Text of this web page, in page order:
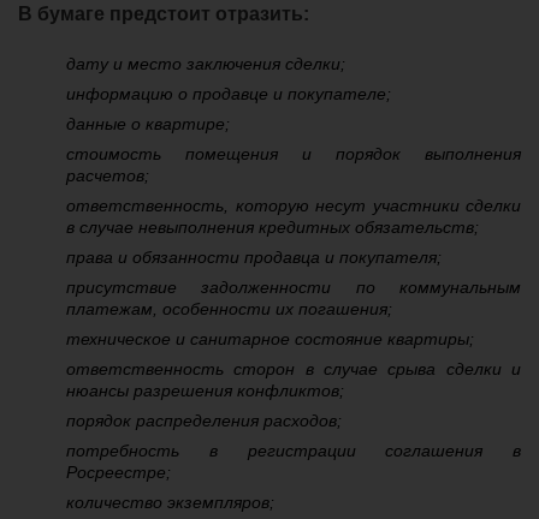
В бумаге предстоит отразить:
дату и место заключения сделки;
информацию о продавце и покупателе;
данные о квартире;
стоимость помещения и порядок выполнения
расчетов;
ответственность, которую несут участники сделки
в случае невыполнения кредитных обязательств;
права и обязанности продавца и покупателя;
присутствие задолженности по коммунальным
платежам, особенности их погашения;
техническое и санитарное состояние квартиры;
ответственность сторон в случае срыва сделки и
нюансы разрешения конфликтов;
порядок распределения расходов;
потребность в регистрации соглашения в
Росреестре;
количество экземпляров;